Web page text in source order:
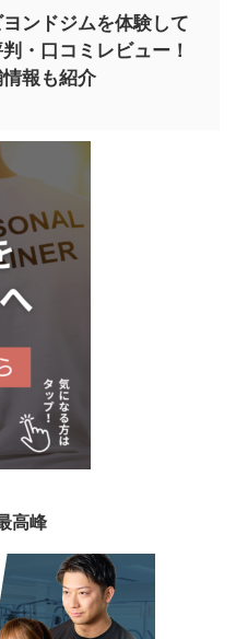
ヨンドジムを体験して
・口コミレビュー！
報も紹介
高峰